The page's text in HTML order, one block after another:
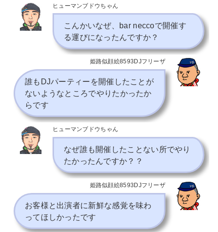
ヒューマンブドウちゃん
こんかいなぜ、bar neccoで開催す
る運びになったんですか？
姫路似顔絵8593DJフリーザ
誰もDJパーティーを開催したことが
ないようなところでやりたかったか
らです
ヒューマンブドウちゃん
なぜ誰も開催したことない所でやり
たかったんですか？？
姫路似顔絵8593DJフリーザ
お客様と出演者に新鮮な感覚を味わ
ってほしかったです